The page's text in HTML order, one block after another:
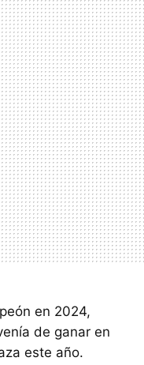
en 2024,
de ganar en
este año.